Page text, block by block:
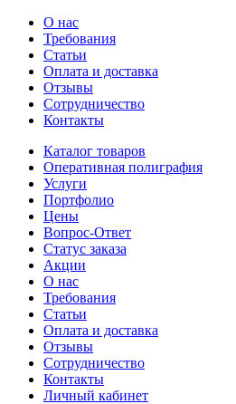
О нас
Требования
Статьи
Оплата и доставка
Отзывы
Сотрудничество
Контакты
Каталог товаров
Оперативная полиграфия
Услуги
Портфолио
Цены
Вопрос-Ответ
Статус заказа
Акции
О нас
Требования
Статьи
Оплата и доставка
Отзывы
Сотрудничество
Контакты
Личный кабинет